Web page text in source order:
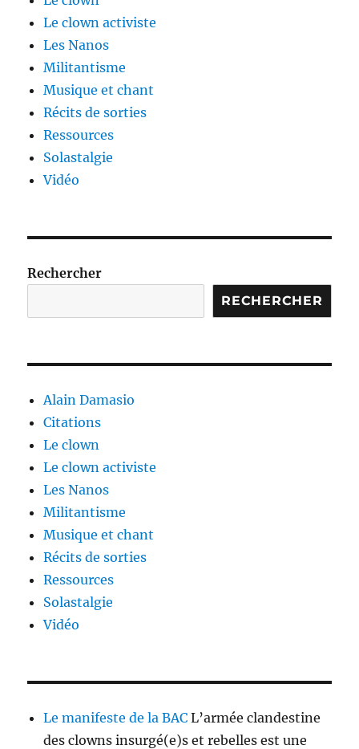
Le clown activiste
Les Nanos
Militantisme
Musique et chant
Récits de sorties
Ressources
Solastalgie
Vidéo
Rechercher
RECHERCHER
Alain Damasio
Citations
Le clown
Le clown activiste
Les Nanos
Militantisme
Musique et chant
Récits de sorties
Ressources
Solastalgie
Vidéo
Le manifeste de la BAC L’armée clandestine
des clowns insurgé(e)s et rebelles est une